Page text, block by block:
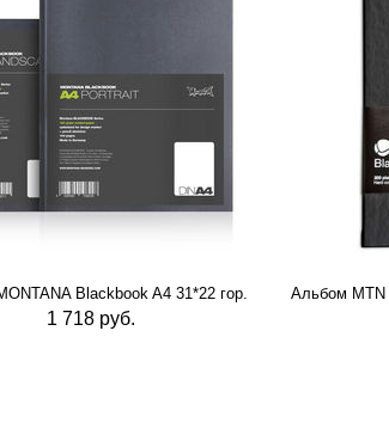
Blackbook A4 31*22 гор.
1 718 руб.
Альбом MTN